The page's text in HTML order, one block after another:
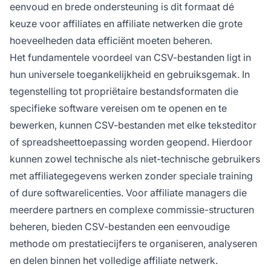
eenvoud en brede ondersteuning is dit formaat dé
keuze voor affiliates en affiliate netwerken die grote
hoeveelheden data efficiënt moeten beheren.
Het fundamentele voordeel van CSV-bestanden ligt in
hun universele toegankelijkheid en gebruiksgemak. In
tegenstelling tot propriëtaire bestandsformaten die
specifieke software vereisen om te openen en te
bewerken, kunnen CSV-bestanden met elke teksteditor
of spreadsheettoepassing worden geopend. Hierdoor
kunnen zowel technische als niet-technische gebruikers
met affiliategegevens werken zonder speciale training
of dure softwarelicenties. Voor affiliate managers die
meerdere partners en complexe commissie-structuren
beheren, bieden CSV-bestanden een eenvoudige
methode om prestatiecijfers te organiseren, analyseren
en delen binnen het volledige affiliate netwerk.